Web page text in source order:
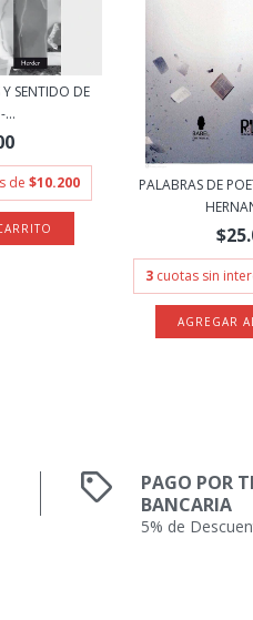
SENTIDO DE
...
de $10.200
PALABRAS DE
3 cuotas sin
PAGO POR
BANCARIA
5% de